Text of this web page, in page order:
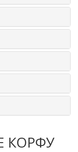
КОРФУ